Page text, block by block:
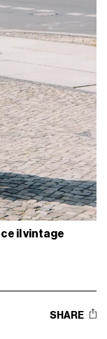
il vintage
SHARE